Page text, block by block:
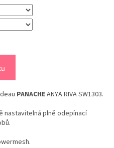
PANACHEANYA RIVA SW1303.
nastavitelná plně odepínací